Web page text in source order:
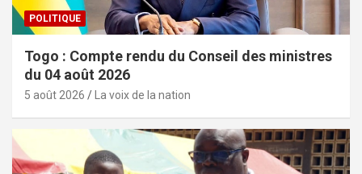
POLITIQUE
Togo : Compte rendu du Conseil des ministres
du 04 août 2026
5 août 2026 La voix de la nation